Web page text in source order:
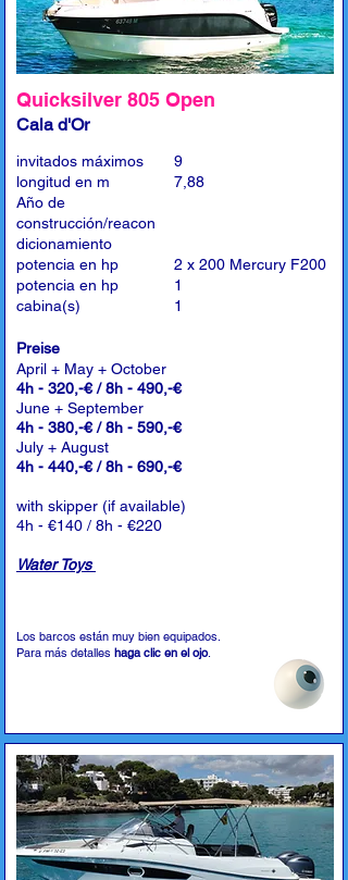
Quicksilver 805 Open
Cala d'Or
invitados máximos
longitud en m
Año de
construcción/reacon
dicionamiento
potencia en hp
potencia en hp
cabina(s)
9
7,88
2 x 200 Mercury F200
1
1
Preise
April + May + October
4h - 320,-€ / 8h - 490,-€
June + September
4h - 380,-€ / 8h - 590,-€
July + August
4h - 440,-€ / 8h - 690,-€
with skipper (if available)
4h - €140 / 8h - €220
Water Toys
Los barcos están muy bien equipados.
Para más detalles haga clic en el ojo.